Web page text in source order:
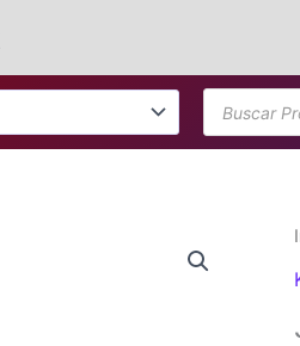
Búsqueda
de
productos